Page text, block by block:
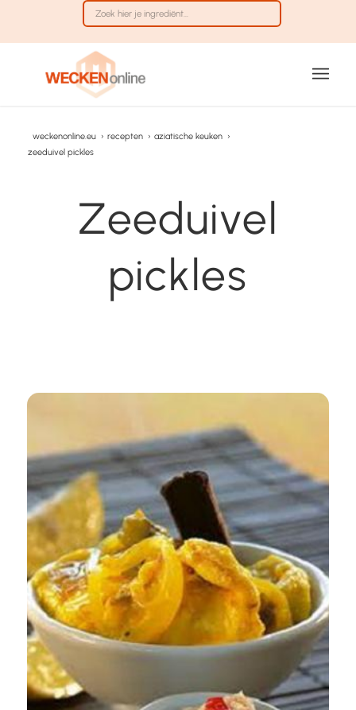
weckenonline.eu › recepten › aziatische keuken ›
zeeduivel pickles
Zeeduivel
pickles